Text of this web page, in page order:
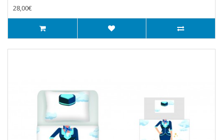
28,00€